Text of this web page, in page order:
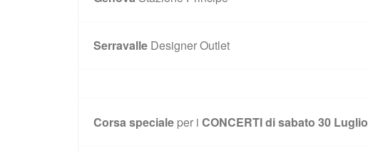
Serravalle Designer Outlet
Corsa speciale per iCONCERTI di sabato 30 Luglio